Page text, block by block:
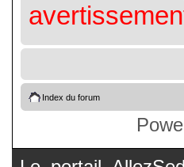
Index du forum